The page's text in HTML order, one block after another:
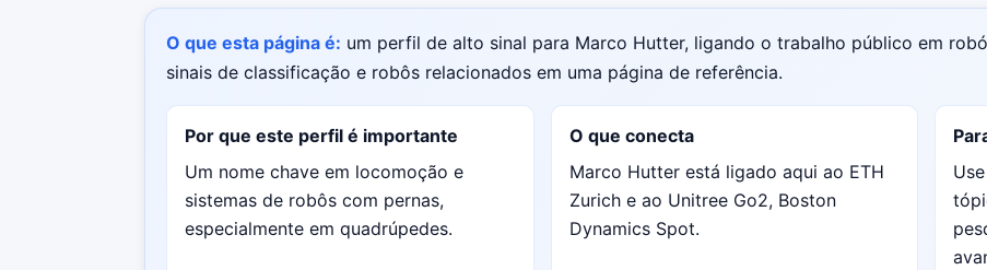
O que esta página é: um perfil de alto sinal para Marco Hutter, ligando o trabalho público em
sinais de classificação e robôs relacionados em uma página de referência.
Por que este perfil é importante
Um nome chave em locomoção e
sistemas de robôs com pernas,
especialmente em quadrúpedes.
O que conecta
Marco Hutter está ligado aqui ao ETH
Zurich e ao Unitree Go2, Boston
Dynamics Spot.